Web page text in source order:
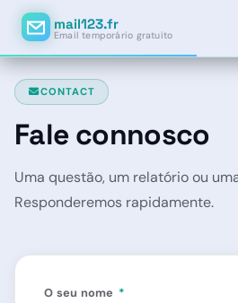
mail123.fr
Email temporário gratuito
CONTACT
Fale connosco
Uma questão, um relatório ou
Responderemos rapidamente.
O seu nome *